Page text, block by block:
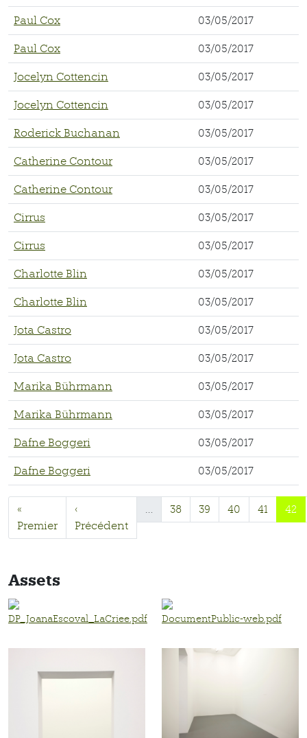
Paul Cox 03/05/2017
Paul Cox 03/05/2017
Jocelyn Cottencin 03/05/2017
Jocelyn Cottencin 03/05/2017
Roderick Buchanan 03/05/2017
Catherine Contour 03/05/2017
Catherine Contour 03/05/2017
Cirrus 03/05/2017
Cirrus 03/05/2017
Charlotte Blin 03/05/2017
Charlotte Blin 03/05/2017
Jota Castro 03/05/2017
Jota Castro 03/05/2017
Marika Bührmann 03/05/2017
Marika Bührmann 03/05/2017
Dafne Boggeri 03/05/2017
Dafne Boggeri 03/05/2017
«
Premier
‹
Précédent
… 38 39 40 41 42
Assets
DP_JoanaEscoval_LaCriee.pdf DocumentPublic-web.pdf